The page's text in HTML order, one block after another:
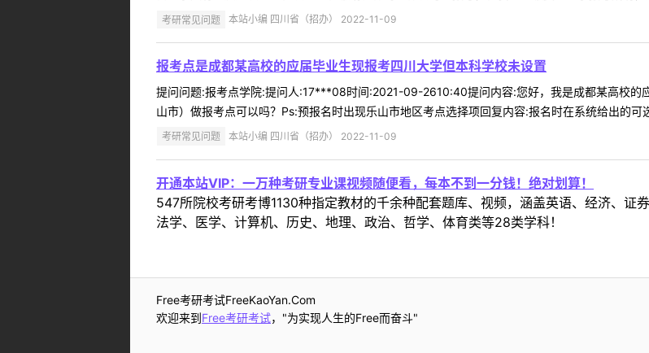
考研常见问题 本站小编 四川省（招办） 2022-11-09
报考点是成都某高校的应届毕业生现报考四川大学但本科学校未设置
提问问题:报考点学院:提问人:17***08时间:2021-09-2610:40提问内容:您好，我是成都某高校的
山市）做报考点可以吗？Ps:预报名时出现乐山市地区考点选择项回复内容:报名时在系统给出的可
考研常见问题 本站小编 四川省（招办） 2022-11-09
开通本站VIP：一万种考研专业课视频随便看，每本不到一分钱！绝对划算！
547所院校考研考博1130种指定教材的千余种配套题库、视频，涵盖英语、经济、证
法学、医学、计算机、历史、地理、政治、哲学、体育类等28类学科！
Free考研考试FreeKaoYan.Com
欢迎来到Free考研考试，"为实现人生的Free而奋斗"